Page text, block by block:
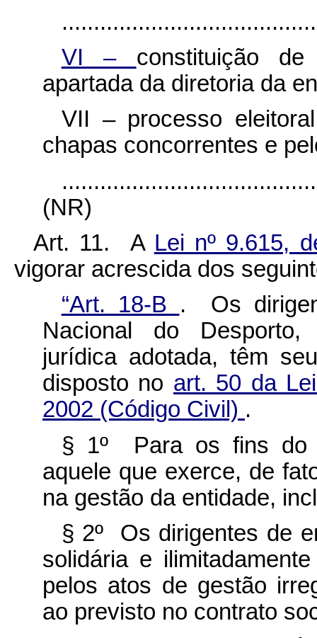
VI – constituição
apartada da diretoria da
VII – processo
chapas concorrentes e
(NR)
Art. 11. A Lei nº 9.615,
vigorar acrescida dos
“Art. 18-B . Os
Nacional do Desporto,
jurídica adotada, têm
disposto no art. 50 da
2002 (Código Civil) .
§ 1º Para os fins do
aquele que exerce, de
na gestão da entidade,
§ 2º Os dirigentes de
solidária e
pelos atos de gestão
ao previsto no contrato